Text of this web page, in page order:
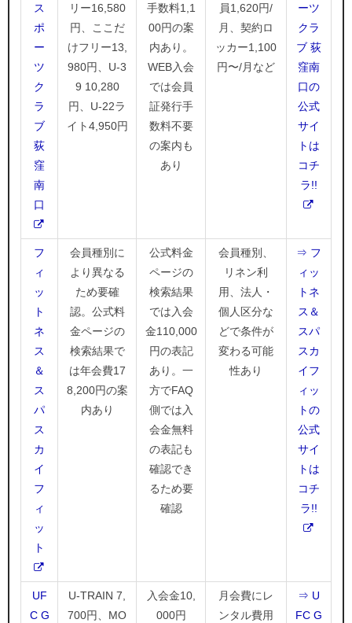
ス
ポ
ー
ツ
ク
ラ
ブ
荻
窪
南
口
リー16,580
円、ここだ
けフリー13,
980円、U-3
9 10,280
円、U-22ラ
イト4,950円
手数料1,1
00円の案
内あり。
WEB入会
では会員
証発行手
数料不要
の案内も
あり
員1,620円/
月、契約ロ
ッカー1,100
円〜/月など
ーツ
クラ
ブ 荻
窪南
口の
公式
サイ
トは
コチ
ラ!!
フ
ィ
ッ
ト
ネ
ス
＆
ス
パ
ス
カ
イ
フ
ィ
ッ
ト
会員種別に
より異なる
ため要確
認。公式料
金ページの
検索結果で
は年会費17
8,200円の案
内あり
公式料金
ページの
検索結果
では入会
金110,000
円の表記
あり。一
方でFAQ
側では入
会金無料
の表記も
確認でき
るため要
確認
会員種別、
リネン利
用、法人・
個人区分な
どで条件が
変わる可能
性あり
⇒ フ
ィッ
トネ
ス＆
スパ
スカ
イフ
ィッ
トの
公式
サイ
トは
コチ
ラ!!
UF
C G
U-TRAIN 7,
700円、MO
入会金10,
000円
月会費にレ
ンタル費用
⇒ U
FC G